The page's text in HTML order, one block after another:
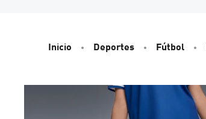
Inicio Deportes Fútbol